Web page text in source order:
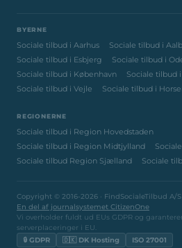
BYERNE
Sociale tilbud i Aarhus
Sociale tilbud i
Sociale tilbud i Esbjerg
Sociale tilbud i
Sociale tilbud i København
Sociale tilbud
Sociale tilbud i Vejle
Sociale tilbud i
REGIONERNE
Sociale tilbud i Region Hovedstaden
Sociale tilbud i Region Midtjylland
Sociale tilbud Region Sjælland
Sociale
Copyright © 2016-2026 · FindSocialeTilbud A/S
En del af journalsystemet CitizenOne
Vi overholder fuldt ud EUs GDPR og
serverplaceringer i EU.
🔒 GDPR
🇩🇰 DK Hosting ISO 27001